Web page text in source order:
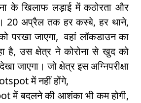
के खिलाफ लड़ाई में कठोरता और
20 अप्रैल तक हर कस्बे, हर थाने,
परखा जाएगा, वहां लॉकडाउन का
है, उस क्षेत्र ने कोरोना से खुद को
जाएगा। जो क्षेत्र इस अग्निपरीक्षा
में नहीं होंगे,
में बदलने की आशंका भी कम होगी,